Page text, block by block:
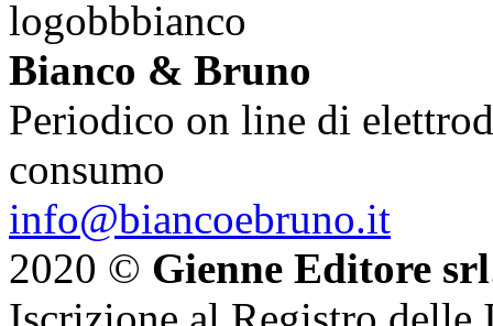
Bianco & Bruno
Periodico on line di
consumo
info@biancoebruno.it
2020 © Gienne Editore srl